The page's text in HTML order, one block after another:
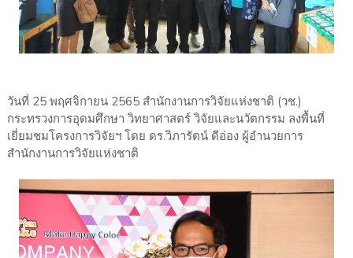
วันที่ 25 พฤศจิกายน 2565 สำนักงานการวิจัยแห่งชาติ (วช.)
กระทรวงการอุดมศึกษา วิทยาศาสตร์ วิจัยและนวัตกรรม ลงพื้นที่
เยี่ยมชมโครงการวิจัยฯ โดย ดร.วิภารัตน์ ดีอ่อง ผู้อำนวยการ
สำนักงานการวิจัยแห่งชาติ